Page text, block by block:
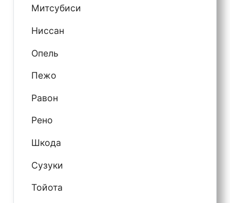
Митсубиси
Ниссан
Опель
Пежо
Равон
Рено
Шкода
Сузуки
Тойота